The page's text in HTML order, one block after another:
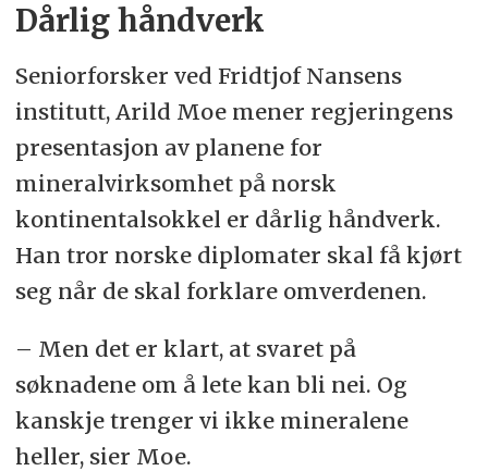
Dårlig håndverk
Seniorforsker ved Fridtjof Nansens
institutt, Arild Moe mener regjeringens
presentasjon av planene for
mineralvirksomhet på norsk
kontinentalsokkel er dårlig håndverk.
Han tror norske diplomater skal få kjørt
seg når de skal forklare omverdenen.
– Men det er klart, at svaret på
søknadene om å lete kan bli nei. Og
kanskje trenger vi ikke mineralene
heller, sier Moe.